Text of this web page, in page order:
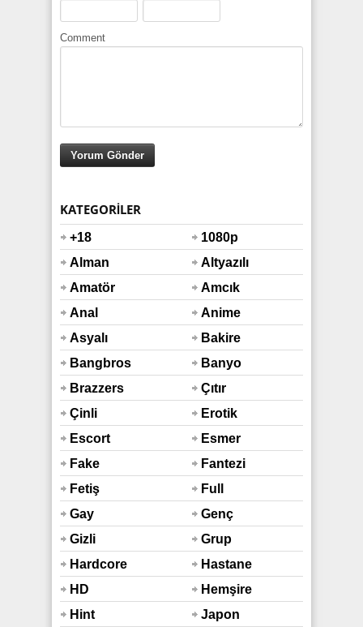
Comment
KATEGORILER
+18
1080p
Alman
Altyazılı
Amatör
Amcık
Anal
Anime
Asyalı
Bakire
Bangbros
Banyo
Duş
Brazzers
Çıtır
Çinli
Erotik
Escort
Esmer
Fake
Taxi
Araba
Fantezi
Fetiş
Full
Hd
Gay
Genç
Gizli
Çekim
Grup
Hardcore
Hastane
HD
Hemşire
Hint
Japon